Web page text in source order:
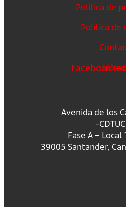
Política de
Política de
Facebook
Avenida de los
-
Fase A – Local
39005 Santander,